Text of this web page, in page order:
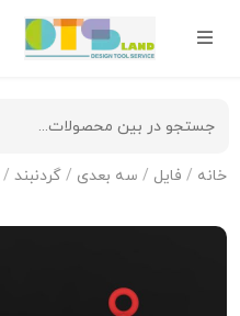
خانه / فایل / سه بعدی / گردنبند /